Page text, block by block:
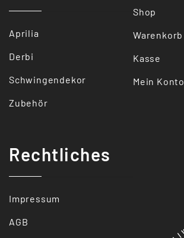
Aprilia
Derbi
Schwingendekor
Zubehör
Shop
Warenkorb
Kasse
Mein Konto
Rechtliches
Impressum
AGB